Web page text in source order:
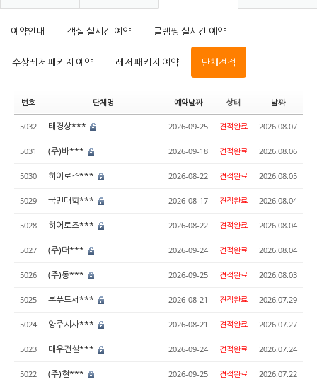
예약안내 객실 실시간 예약 글램핑 실시간 예약
수상레저 패키지 예약 레저 패키지 예약 단체견적
번호 단체명 예약날짜 상태 날짜
5032 태경상*** 2026-09-25 견적완료 2026.08.07
5031 (주)바*** 2026-09-18 견적완료 2026.08.06
5030 히어로즈*** 2026-08-22 견적완료 2026.08.05
5029 국민대학*** 2026-08-17 견적완료 2026.08.04
5028 히어로즈*** 2026-08-22 견적완료 2026.08.04
5027 (주)더*** 2026-09-24 견적완료 2026.08.04
5026 (주)동*** 2026-09-25 견적완료 2026.08.03
5025 본푸드서*** 2026-08-21 견적완료 2026.07.29
5024 양주시사*** 2026-08-21 견적완료 2026.07.27
5023 대우건설*** 2026-09-24 견적완료 2026.07.24
5022 (주)현*** 2026-09-25 견적완료 2026.07.22